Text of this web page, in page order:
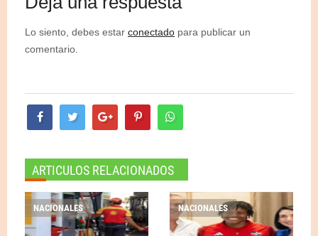
Lo siento, debes estar conectado para publicar un
comentario.
ARTICULOS RELACIONADOS
NACIONALES NACIONALES